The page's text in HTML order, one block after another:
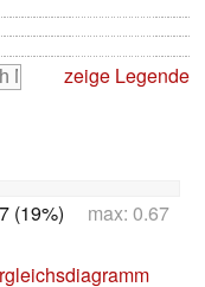
zeige Legende
(19%) max: 0.67